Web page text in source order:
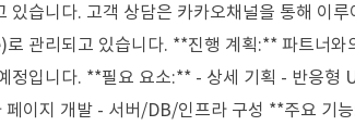
있습니다. 고객 상담은 카카오채널을 통해 이
관리되고 있습니다. **진행 계획:** 파트너와
정입니다. **필요 요소:** - 상세 기획 - 반응형
페이지 개발 - 서버/DB/인프라 구성 **주요 기